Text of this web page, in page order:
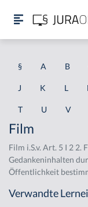
§ A B
J K L
T U V
Film
Film i.S.v. Art. 5 I 2 2.
Gedankeninhalten
Öffentlichkeit
Verwandte